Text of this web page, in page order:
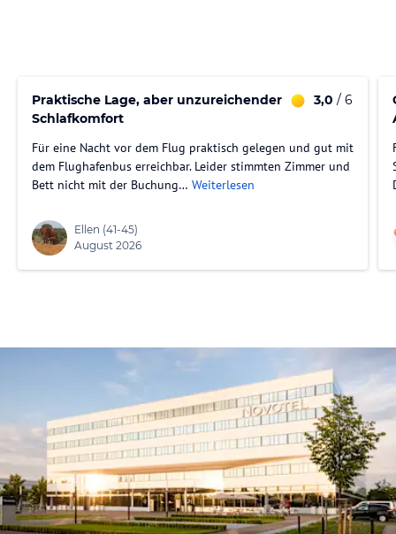
Praktische Lage, aber unzureichender
Schlafkomfort
3,0 / 6
Für eine Nacht vor dem Flug praktisch gelegen und gut mit
dem Flughafenbus erreichbar. Leider stimmten Zimmer und
Bett nicht mit der Buchung… Weiterlesen
Ellen (41-45)
August 2026